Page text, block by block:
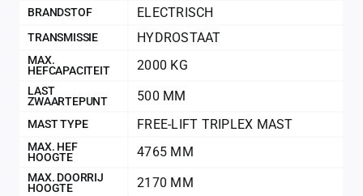
BRANDSTOF ELECTRISCH
TRANSMISSIE HYDROSTAAT
MAX.
HEFCAPACITEIT
2000 KG
LAST
ZWAARTEPUNT
500 MM
MAST TYPE FREE-LIFT TRIPLEX MAST
MAX. HEF
HOOGTE
4765 MM
MAX. DOORRIJ
HOOGTE
2170 MM